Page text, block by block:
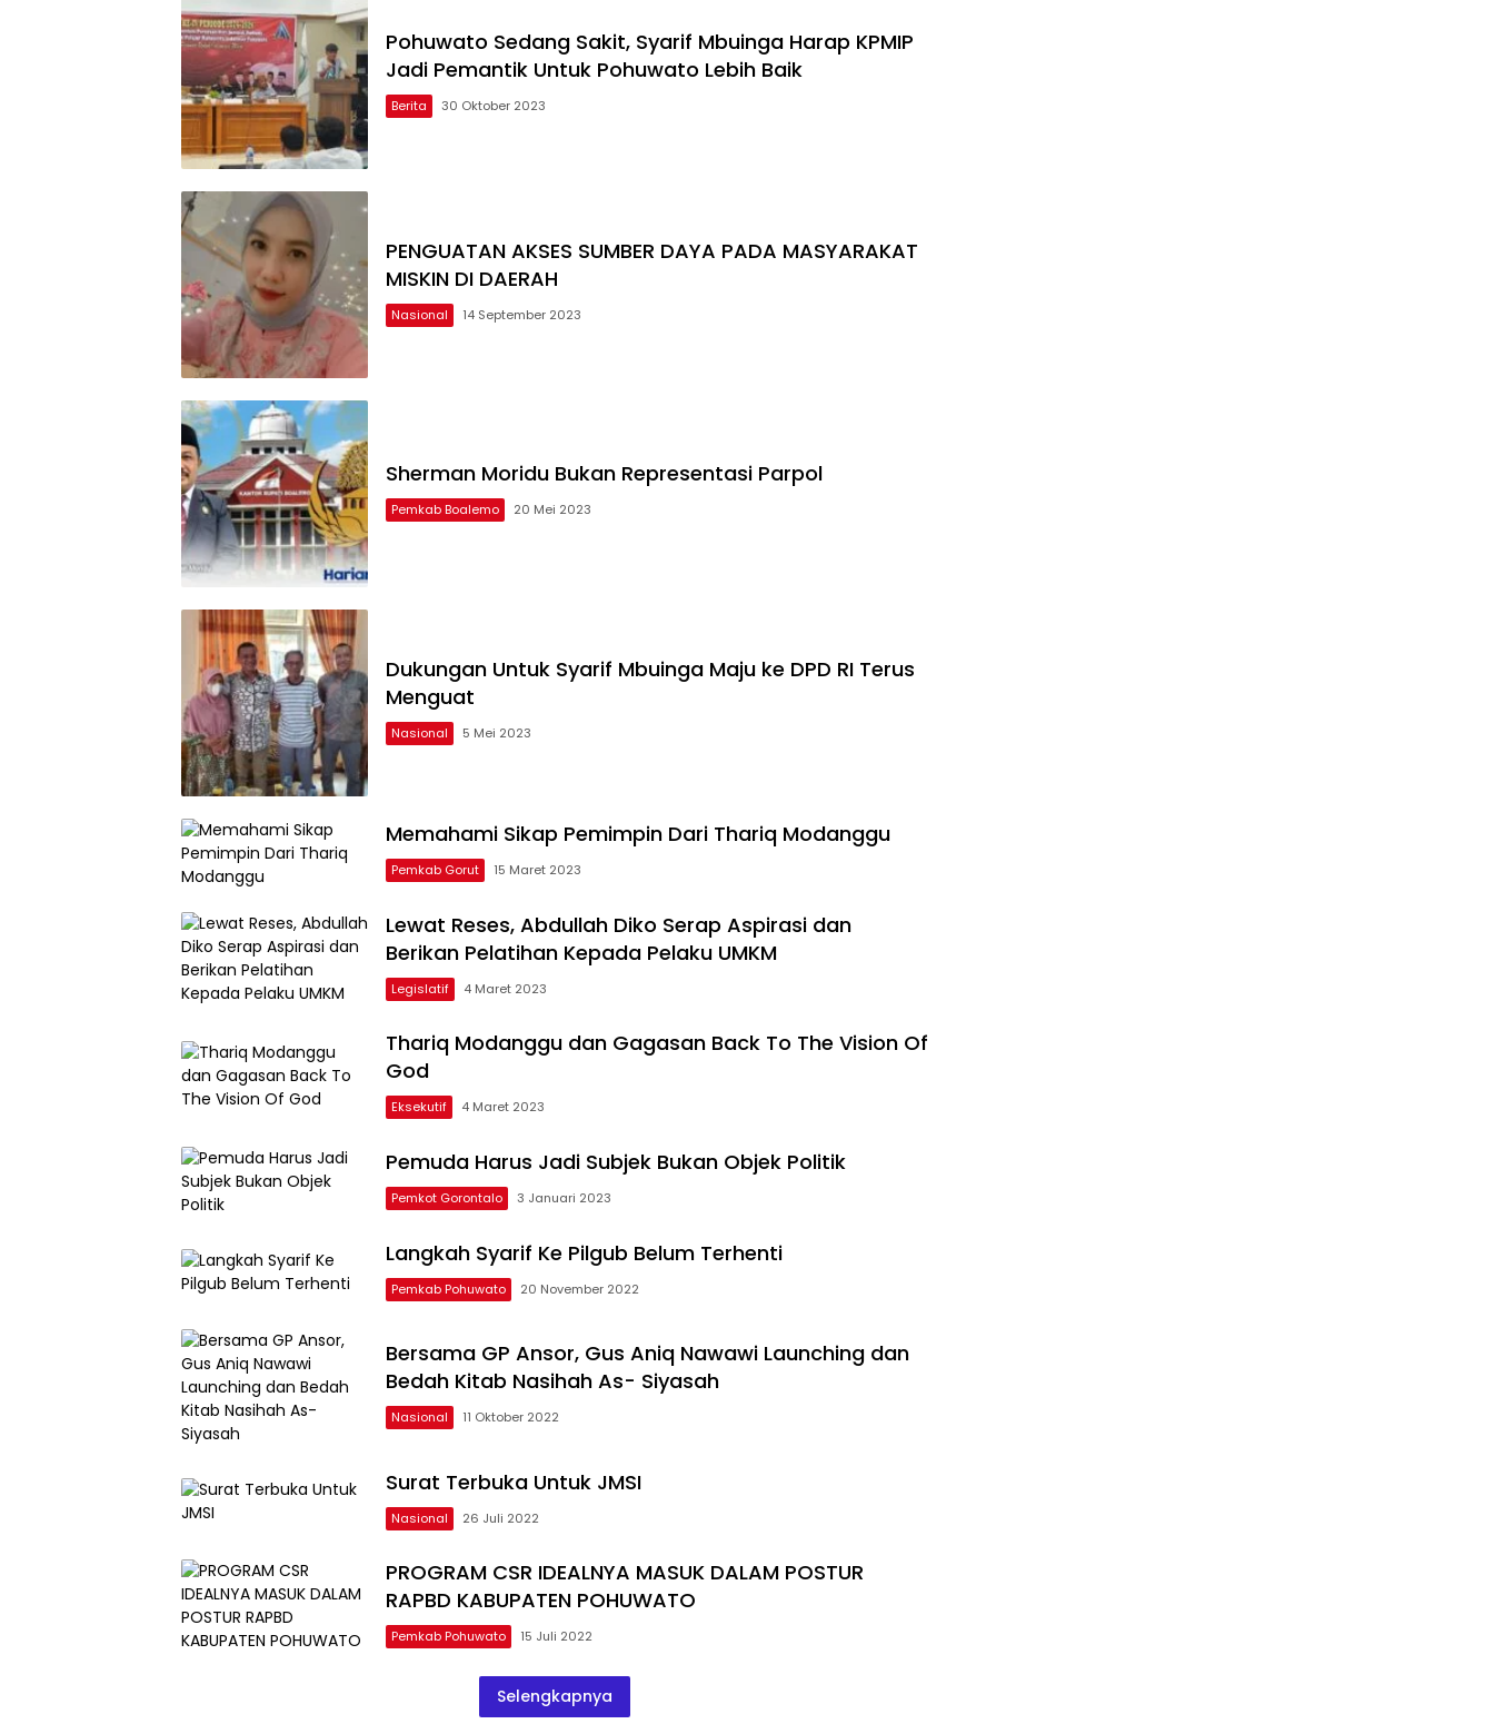
Pohuwato Sedang Sakit, Syarif Mbuinga Harap KPMIP
Jadi Pemantik Untuk Pohuwato Lebih Baik
Berita 30 Oktober 2023
PENGUATAN AKSES SUMBER DAYA PADA MASYARAKAT
MISKIN DI DAERAH
Nasional 14 September 2023
Sherman Moridu Bukan Representasi Parpol
Pemkab Boalemo 20 Mei 2023
Dukungan Untuk Syarif Mbuinga Maju ke DPD RI Terus
Menguat
Nasional 5 Mei 2023
Memahami Sikap Pemimpin Dari Thariq Modanggu
Pemkab Gorut 15 Maret 2023
Lewat Reses, Abdullah Diko Serap Aspirasi dan
Berikan Pelatihan Kepada Pelaku UMKM
Legislatif 4 Maret 2023
Thariq Modanggu dan Gagasan Back To The Vision Of
God
Eksekutif 4 Maret 2023
Pemuda Harus Jadi Subjek Bukan Objek Politik
Pemkot Gorontalo 3 Januari 2023
Langkah Syarif Ke Pilgub Belum Terhenti
Pemkab Pohuwato 20 November 2022
Bersama GP Ansor, Gus Aniq Nawawi Launching dan
Bedah Kitab Nasihah As- Siyasah
Nasional 11 Oktober 2022
Surat Terbuka Untuk JMSI
Nasional 26 Juli 2022
PROGRAM CSR IDEALNYA MASUK DALAM POSTUR
RAPBD KABUPATEN POHUWATO
Pemkab Pohuwato 15 Juli 2022
Selengkapnya